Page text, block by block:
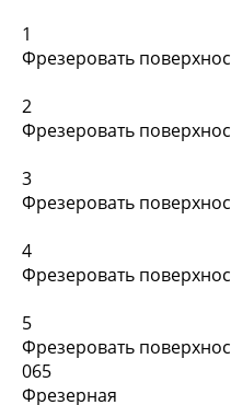
1
Фрезеровать
2
Фрезеровать
3
Фрезеровать
4
Фрезеровать
5
Фрезеровать
065
Фрезерная